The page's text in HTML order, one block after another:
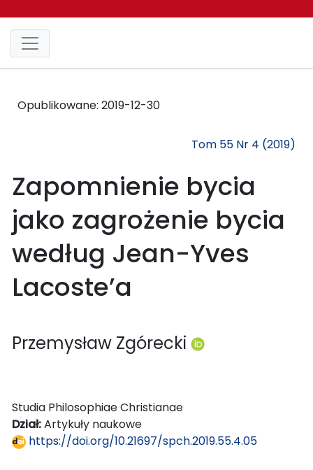
Opublikowane: 2019-12-30
Tom 55 Nr 4 (2019)
Zapomnienie bycia
jako zagrożenie bycia
według Jean-Yves
Lacoste’a
Przemysław Zgórecki
Studia Philosophiae Christianae
Dział:Artykuły naukowe
https://doi.org/10.21697/spch.2019.55.4.05